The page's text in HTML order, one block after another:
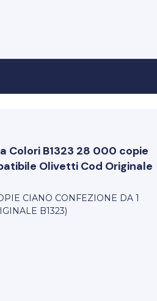
Colori B1323 28 000 copie
Olivetti Cod Originale
CIANO CONFEZIONE DA 1
B1323)